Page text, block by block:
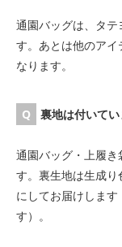
通園バッグは、タ
す。あとは他のア
なります。
裏地は付いてい
通園バッグ・上履
す。裏生地は生成り
にしてお届けしま
す）。